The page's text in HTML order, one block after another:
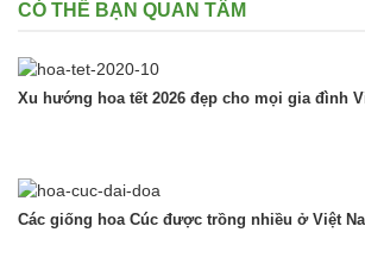
CÓ THỂ BẠN QUAN TÂM
Xu hướng hoa tết 2026 đẹp cho mọi gia đình
Các giống hoa Cúc được trồng nhiều ở Việt